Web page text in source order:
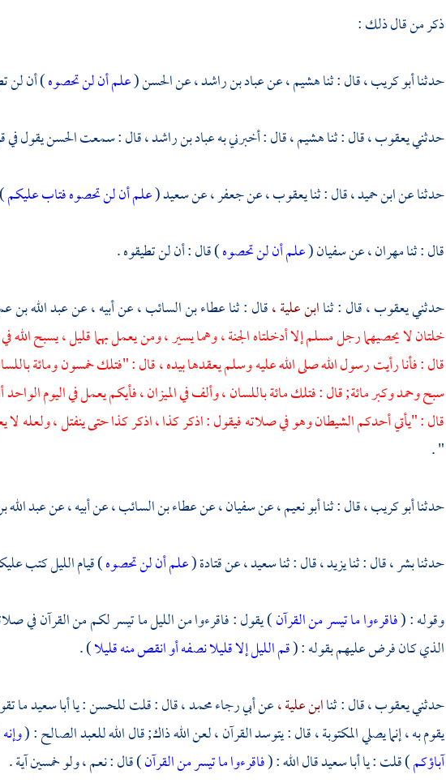
ذكر من قال ذلك :
حدثناأبو كريب ،قال : ثناهشيم ،عنعباد بن راشد ،عنالحسن(علم أن لن تحصوه) أن لن
حدثنييعقوب ،قال : ثناهشيم ،قال : أخبرني بهعباد بن راشد ،قال : سمعتالحسنيقول في
حدثنا عنابن حميد ،قال : ثنايعقوب ،عنجعفر ،عنسعيد(علم أن لن تحصوه فتاب عليكم
قال : ثنامهران ،عنسفيان(علم أن لن تحصوه) قال : أن لن تطيقوه .
حدثنييعقوب ،قال : ثناابن علية ،قال : ثناعطاء بن السائب ،عن أبيه ، عنعبد الله بن
خلتان لا يحصيهما رجل مسلم إلا أدخلتاه الجنة ، وهما يسير ، ومن يعمل بهما قليل ، يسبح
قال : فأنا رأيت رسول الله صلى الله عليه وسلم يعقدها بيده ، قال : "فتلك خمسون ومائة
سبح وحمد وكبر مائة; قال : فتلك مائة باللسان ، وألف في الميزان ، فأيكم يعمل في اليوم
قال : "يأتي أحدكم الشيطان وهو في صلاته فيقول : اذكر كذا ، اذكر كذا حتى ينفتل ، ولعله لا
" .
حدثناأبو كريب ،قال : ثناأبو نعيم ،عنسفيان ،عنعطاء بن السائب ،عن أبيه ، عنعبد
حدثنابشر ،قال : ثنايزيد ،قال : ثناسعيد ،عنقتادة(علم أن لن تحصوه) قيام الليل كتب
وقوله : (فاقرءوا ما تيسر من القرآن) يقول : فاقرءوا من الليل ما تيسر لكم من القرآن في
الذي كان فرض عليهم بقوله : (قم الليل إلا قليلا نصفه أو انقص منه قليلا) .
حدثنييعقوب ،قال : ثناابن علية ،عنأبي رجاء محمد ،قال : قلتللحسن: ياأبا سعيدما
يقوم به ، إنما يصلي المكتوبة ، قال : يتوسد القرآن ، لعن الله ذاك; قال الله للعبد الصالح : (
آباؤكم) قلت : ياأبا سعيدقال الله : (فاقرءوا ما تيسر من القرآن) قال : نعم ، ولو خمسين آية .